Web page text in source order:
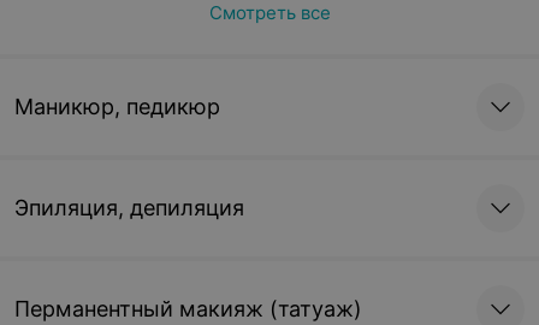
Смотреть все
Маникюр, педикюр
Эпиляция, депиляция
Перманентный макияж (татуаж)